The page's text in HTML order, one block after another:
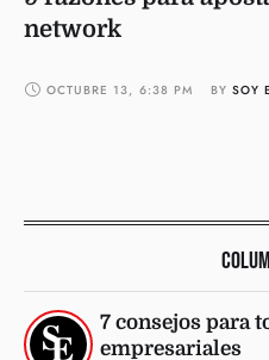
network
OCTUBRE 13, 6:38 PM BY SOY
7 consejos para
empresariales